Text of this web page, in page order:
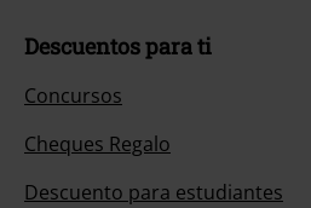
Descuentos para ti
Concursos
Cheques Regalo
Descuento para estudiantes